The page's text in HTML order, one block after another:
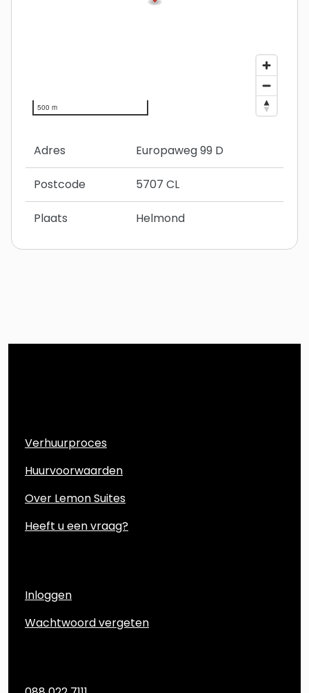
500 m
Adres Europaweg 99 D
Postcode 5707 CL
Plaats Helmond
Verhuurproces
Huurvoorwaarden
Over Lemon Suites
Heeft u een vraag?
Inloggen
Wachtwoord vergeten